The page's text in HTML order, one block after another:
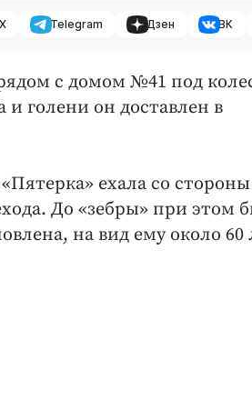
Telegram Дзен ВК
с домом №41 под
голени он доставлен в
ехала со стороны
До «зебры» при этом
на вид ему около 60